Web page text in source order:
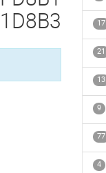
17
21
13
9
77
4